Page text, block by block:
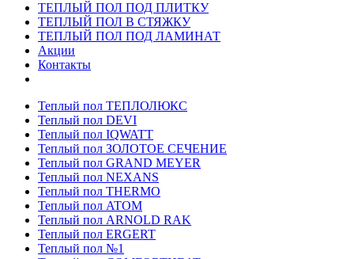
ТЕПЛЫЙ ПОЛ ПОД ПЛИТКУ
ТЕПЛЫЙ ПОЛ В СТЯЖКУ
ТЕПЛЫЙ ПОЛ ПОД ЛАМИНАТ
Акции
Контакты
Теплый пол ТЕПЛОЛЮКС
Теплый пол DEVI
Теплый пол IQWATT
Теплый пол ЗОЛОТОЕ СЕЧЕНИЕ
Теплый пол GRAND MEYER
Теплый пол NEXANS
Теплый пол THERMO
Теплый пол ATOM
Теплый пол ARNOLD RAK
Теплый пол ERGERT
Теплый пол №1